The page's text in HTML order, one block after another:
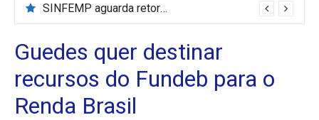
SINFEMP aguarda retorno as demandas dos servidores de Patos até dia 13 de agosto
Guedes quer destinar
recursos do Fundeb para o
Renda Brasil